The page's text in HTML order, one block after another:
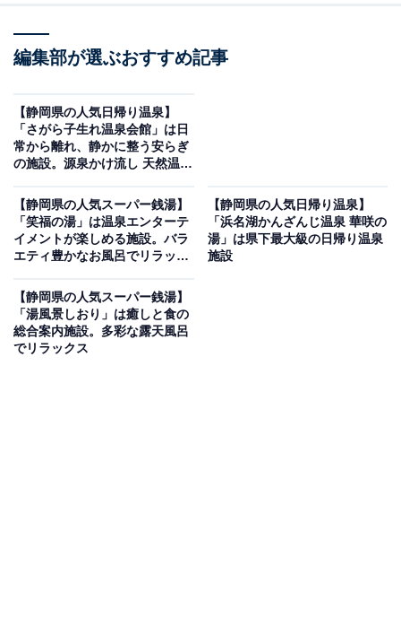
「All About ニュース」は、ネットの話題から世の中の動きまで、暮
らしの中にあふれる「なぜ？」「どうして？」を分かりやすく伝え
るAll About発のニュースメディアです。お金や仕事、恋愛、ITに関
報やSNSで話題のトピックスを紹介しています。
※本記事で紹介している商品の購入やサービスの利用により、売上の一部が
オールアバウトに還元されることがあります。
「沼津温泉 駿河の湯 坂口屋」は自家源泉の天然温
泉と絶景が楽しめる施設
「沼津温泉 駿河の湯 坂口屋」は、地下1300メートルか
温泉施設です。高台に位置する露天風呂からは駿河湾が
一望でき、夜には美しい夜景が広がります。館内には自
家源泉を贅沢に使用した源泉かけ流し風呂、内湯、薬
編集部が選ぶおすすめ記事
【静岡県の人気日帰り温泉】
「さがら子生れ温泉会館」は日
常から離れ、静かに整う安らぎ
の施設。源泉かけ流し 天然温泉
【静岡県の人気スーパー銭湯】
「笑福の湯」は温泉エンターテ
イメントが楽しめる施設。バラ
エティ豊かなお風呂でリラック
【静岡県の人気日帰り温泉】
「浜名湖かんざんじ温泉 華咲の
湯」は県下最大級の日帰り温泉
施設
【静岡県の人気スーパー銭湯】
「湯風景しおり」は癒しと食の
総合案内施設。多彩な露天風呂
でリラックス